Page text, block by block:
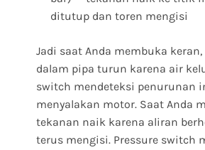
ditutup dan toren mengisi
Jadi saat Anda membuka
dalam pipa turun karena air
switch mendeteksi penurunan
menyalakan motor. Saat Anda
tekanan naik karena aliran
terus mengisi. Pressure switch